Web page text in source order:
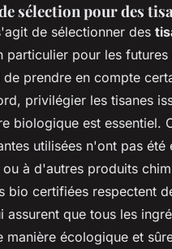
sélection pour des
de sélectionner des
particulier pour les futures
prendre en compte
privilégier les tisanes
biologique est essentiel.
utilisées n'ont pas été
ou à d'autres produits
bio certifiées respectent
assurent que tous les
manière écologique et